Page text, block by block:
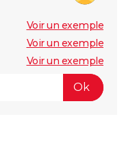
Voir un exemple
Voir un exemple
Voir un exemple